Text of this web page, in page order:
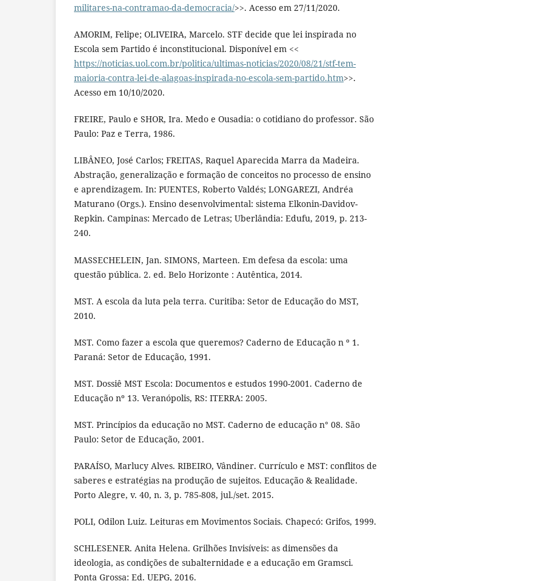
militares-na-contramao-da-democracia/>>. Acesso em 27/11/2020.
AMORIM, Felipe; OLIVEIRA, Marcelo. STF decide que lei inspirada no
Escola sem Partido é inconstitucional. Disponível em <<
https://noticias.uol.com.br/politica/ultimas-noticias/2020/08/21/stf-tem-
maioria-contra-lei-de-alagoas-inspirada-no-escola-sem-partido.htm>>.
Acesso em 10/10/2020.
FREIRE, Paulo e SHOR, Ira. Medo e Ousadia: o cotidiano do professor. São
Paulo: Paz e Terra, 1986.
LIBÂNEO, José Carlos; FREITAS, Raquel Aparecida Marra da Madeira.
Abstração, generalização e formação de conceitos no processo de ensino
e aprendizagem. In: PUENTES, Roberto Valdés; LONGAREZI, Andréa
Maturano (Orgs.). Ensino desenvolvimental: sistema Elkonin-Davidov-
Repkin. Campinas: Mercado de Letras; Uberlândia: Edufu, 2019, p. 213-
240.
MASSECHELEIN, Jan. SIMONS, Marteen. Em defesa da escola: uma
questão pública. 2. ed. Belo Horizonte : Autêntica, 2014.
MST. A escola da luta pela terra. Curitiba: Setor de Educação do MST,
2010.
MST. Como fazer a escola que queremos? Caderno de Educação n º 1.
Paraná: Setor de Educação, 1991.
MST. Dossiê MST Escola: Documentos e estudos 1990-2001. Caderno de
Educação nº 13. Veranópolis, RS: ITERRA: 2005.
MST. Princípios da educação no MST. Caderno de educação n° 08. São
Paulo: Setor de Educação, 2001.
PARAÍSO, Marlucy Alves. RIBEIRO, Vândiner. Currículo e MST: conflitos de
saberes e estratégias na produção de sujeitos. Educação & Realidade.
Porto Alegre, v. 40, n. 3, p. 785-808, jul./set. 2015.
POLI, Odilon Luiz. Leituras em Movimentos Sociais. Chapecó: Grifos, 1999.
SCHLESENER. Anita Helena. Grilhões Invisíveis: as dimensões da
ideologia, as condições de subalternidade e a educação em Gramsci.
Ponta Grossa: Ed. UEPG, 2016.